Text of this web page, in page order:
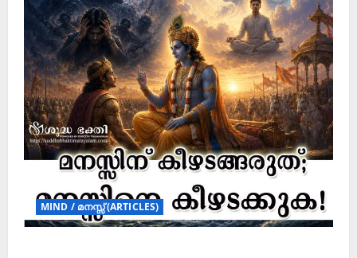
MIND / മനസ്സ് (ARTICLES)